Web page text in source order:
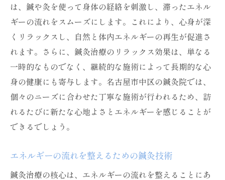
は、鍼や灸を使って身体の経絡を刺激し、滞ったエネル
ギーの流れをスムーズにします。これにより、心身が深
くリラックスし、自然と体内エネルギーの再生が促進さ
れます。さらに、鍼灸治療のリラックス効果は、単なる
一時的なものでなく、継続的な施術によって長期的な心
身の健康にも寄与します。名古屋市中区の鍼灸院では、
個々のニーズに合わせた丁寧な施術が行われるため、訪
れるたびに新たな心地よさとエネルギーを感じることが
できるでしょう。
エネルギーの流れを整えるための鍼灸技術
鍼灸治療の核心は、エネルギーの流れを整えることにあ